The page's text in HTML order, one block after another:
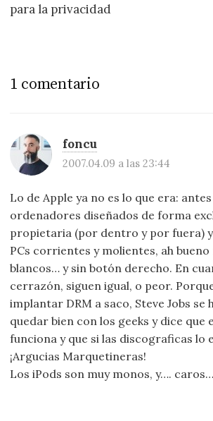
para la privacidad
1 comentario
foncu
2007.04.09 a las 23:44
Lo de Apple ya no es lo que era:
ordenadores diseñados de forma
propietaria (por dentro y por fuera)
PCs corrientes y molientes, ah bueno
blancos… y sin botón derecho. En
cerrazón, siguen igual, o peor.
implantar DRM a saco, Steve Jobs se
quedar bien con los geeks y dice que
funciona y que si las discograficas lo
¡Argucias Marquetineras!
Los iPods son muy monos, y….